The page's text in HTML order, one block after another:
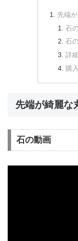
先端
石
石
詳
購
先端が綺麗な
石の動画